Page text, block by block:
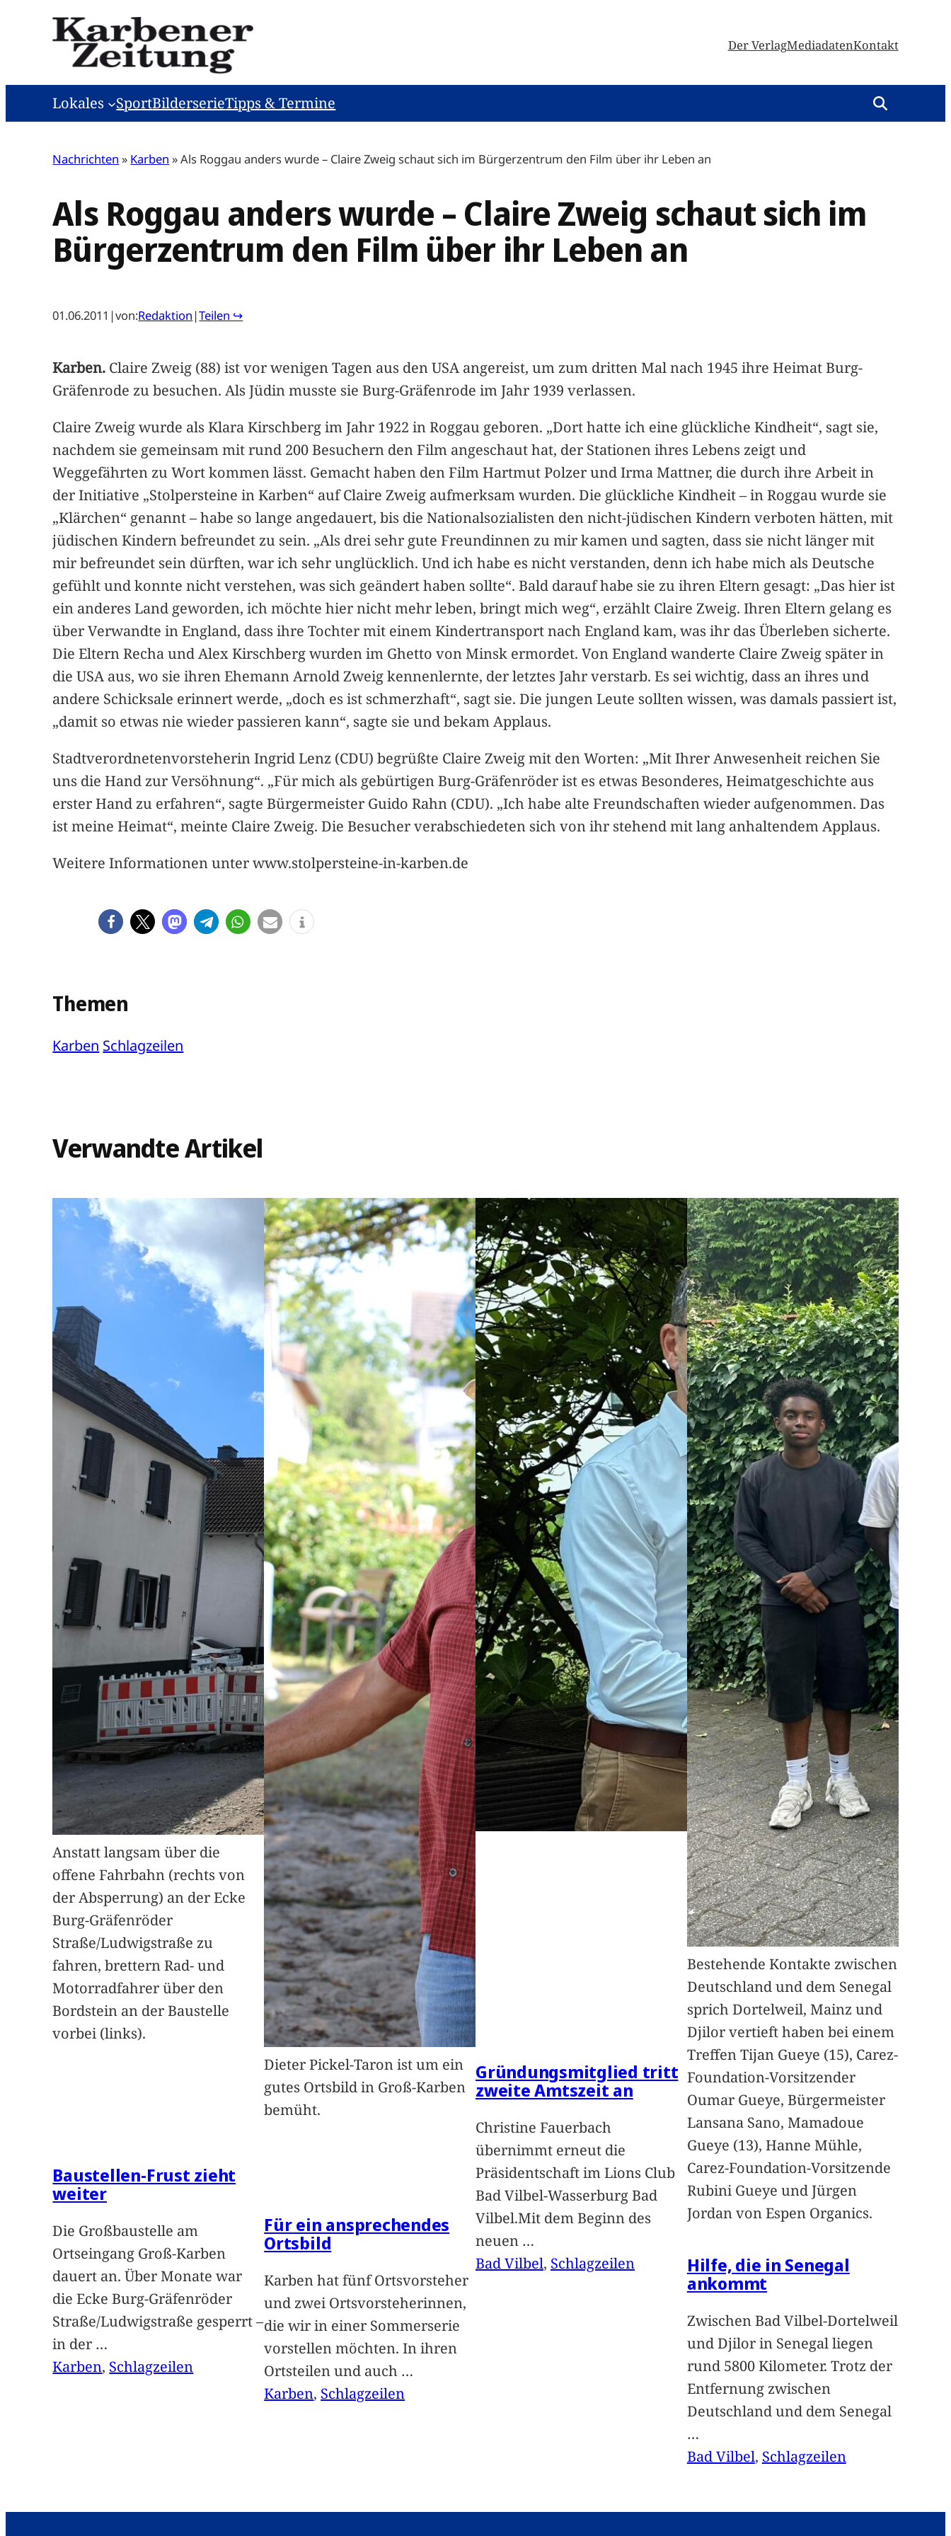
Der VerlagMediadatenKontakt
Lokales SportBilderserieTipps & Termine
Nachrichten » Karben »Als Roggau anders wurde – Claire Zweig schaut sich im Bürgerzentrum den Film über ihr Leben an
Als Roggau anders wurde – Claire Zweig schaut sich im
Bürgerzentrum den Film über ihr Leben an
01.06.2011 |von:Redaktion |Teilen ↪
Karben. Claire Zweig (88) ist vor wenigen Tagen aus den USA angereist, um zum dritten Mal nach 1945 ihre Heimat Burg-
Gräfenrode zu besuchen. Als Jüdin musste sie Burg-Gräfenrode im Jahr 1939 verlassen.
Claire Zweig wurde als Klara Kirschberg im Jahr 1922 in Roggau geboren. „Dort hatte ich eine glückliche Kindheit“, sagt sie,
nachdem sie gemeinsam mit rund 200 Besuchern den Film angeschaut hat, der Stationen ihres Lebens zeigt und
Weggefährten zu Wort kommen lässt. Gemacht haben den Film Hartmut Polzer und Irma Mattner, die durch ihre Arbeit in
der Initiative „Stolpersteine in Karben“ auf Claire Zweig aufmerksam wurden. Die glückliche Kindheit – in Roggau wurde sie
„Klärchen“ genannt – habe so lange angedauert, bis die Nationalsozialisten den nicht-jüdischen Kindern verboten hätten, mit
jüdischen Kindern befreundet zu sein. „Als drei sehr gute Freundinnen zu mir kamen und sagten, dass sie nicht länger mit
mir befreundet sein dürften, war ich sehr unglücklich. Und ich habe es nicht verstanden, denn ich habe mich als Deutsche
gefühlt und konnte nicht verstehen, was sich geändert haben sollte“. Bald darauf habe sie zu ihren Eltern gesagt: „Das hier ist
ein anderes Land geworden, ich möchte hier nicht mehr leben, bringt mich weg“, erzählt Claire Zweig. Ihren Eltern gelang es
über Verwandte in England, dass ihre Tochter mit einem Kindertransport nach England kam, was ihr das Überleben sicherte.
Die Eltern Recha und Alex Kirschberg wurden im Ghetto von Minsk ermordet. Von England wanderte Claire Zweig später in
die USA aus, wo sie ihren Ehemann Arnold Zweig kennenlernte, der letztes Jahr verstarb. Es sei wichtig, dass an ihres und
andere Schicksale erinnert werde, „doch es ist schmerzhaft“, sagt sie. Die jungen Leute sollten wissen, was damals passiert ist,
„damit so etwas nie wieder passieren kann“, sagte sie und bekam Applaus.
Stadtverordnetenvorsteherin Ingrid Lenz (CDU) begrüßte Claire Zweig mit den Worten: „Mit Ihrer Anwesenheit reichen Sie
uns die Hand zur Versöhnung“. „Für mich als gebürtigen Burg-Gräfenröder ist es etwas Besonderes, Heimatgeschichte aus
erster Hand zu erfahren“, sagte Bürgermeister Guido Rahn (CDU). „Ich habe alte Freundschaften wieder aufgenommen. Das
ist meine Heimat“, meinte Claire Zweig. Die Besucher verabschiedeten sich von ihr stehend mit lang anhaltendem Applaus.
Weitere Informationen unter www.stolpersteine-in-karben.de
Themen
Karben Schlagzeilen
Verwandte Artikel
Anstatt langsam über die
offene Fahrbahn (rechts von
der Absperrung) an der Ecke
Burg-Gräfenröder
Straße/Ludwigstraße zu
fahren, brettern Rad- und
Motorradfahrer über den
Bordstein an der Baustelle
vorbei (links).
Baustellen-Frust zieht
weiter
Die Großbaustelle am
Ortseingang Groß-Karben
dauert an. Über Monate war
die Ecke Burg-Gräfenröder
Straße/Ludwigstraße gesperrt –
in der …
Karben, Schlagzeilen
Dieter Pickel-Taron ist um ein
gutes Ortsbild in Groß-Karben
bemüht.
Für ein ansprechendes
Ortsbild
Karben hat fünf Ortsvorsteher
und zwei Ortsvorsteherinnen,
die wir in einer Sommerserie
vorstellen möchten. In ihren
Ortsteilen und auch …
Karben, Schlagzeilen
Gründungsmitglied tritt
zweite Amtszeit an
Christine Fauerbach
übernimmt erneut die
Präsidentschaft im Lions Club
Bad Vilbel-Wasserburg Bad
Vilbel.Mit dem Beginn des
neuen …
Bad Vilbel, Schlagzeilen
Bestehende Kontakte zwischen
Deutschland und dem Senegal
sprich Dortelweil, Mainz und
Djilor vertieft haben bei einem
Treffen Tijan Gueye (15), Carez-
Foundation-Vorsitzender
Oumar Gueye, Bürgermeister
Lansana Sano, Mamadoue
Gueye (13), Hanne Mühle,
Carez-Foundation-Vorsitzende
Rubini Gueye und Jürgen
Jordan von Espen Organics.
Hilfe, die in Senegal
ankommt
Zwischen Bad Vilbel-Dortelweil
und Djilor in Senegal liegen
rund 5800 Kilometer. Trotz der
Entfernung zwischen
Deutschland und dem Senegal
…
Bad Vilbel, Schlagzeilen